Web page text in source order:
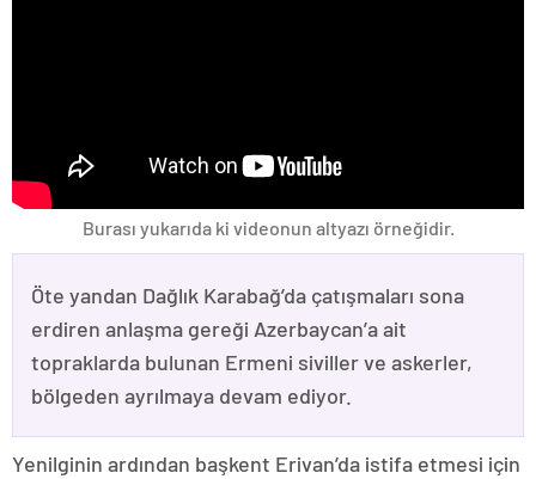
Burası yukarıda ki videonun altyazı örneğidir.
Öte yandan Dağlık Karabağ’da çatışmaları sona
erdiren anlaşma gereği Azerbaycan’a ait
topraklarda bulunan Ermeni siviller ve askerler,
bölgeden ayrılmaya devam ediyor.
Yenilginin ardından başkent Erivan’da istifa etmesi için